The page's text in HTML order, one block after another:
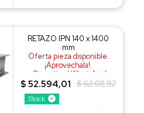
Stock
RETAZO IPN 140 x 1400
mm
Oferta pieza disponible.
¡Aprovechala!.
¡Consulta al WhatsApp!
$ 52.594,01 $ 62.611,92